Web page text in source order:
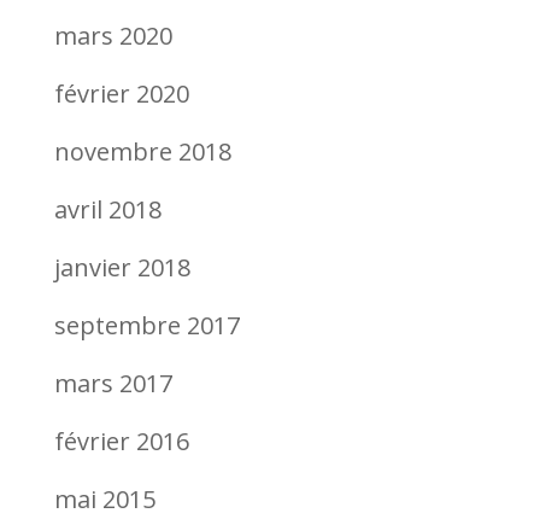
mars 2020
février 2020
novembre 2018
avril 2018
janvier 2018
septembre 2017
mars 2017
février 2016
mai 2015